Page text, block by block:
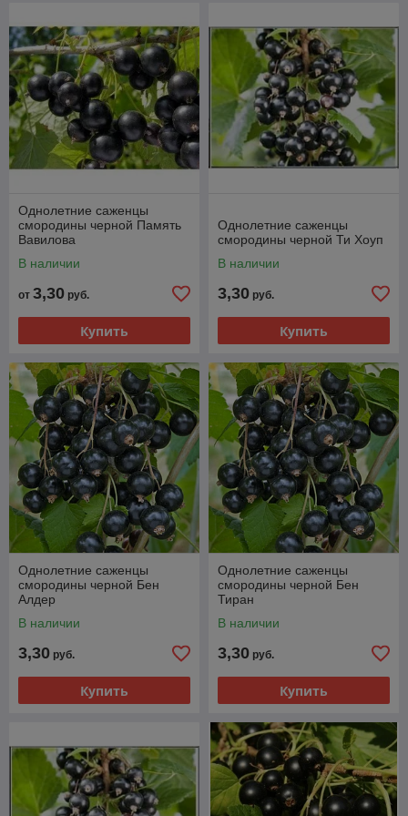
Однолетние саженцы
смородины черной Память
Вавилова
В наличии
от 3,30 руб.
Купить
Однолетние саженцы
смородины черной Ти Хоуп
В наличии
3,30 руб.
Купить
Однолетние саженцы
смородины черной Бен
Алдер
В наличии
3,30 руб.
Купить
Однолетние саженцы
смородины черной Бен
Тиран
В наличии
3,30 руб.
Купить